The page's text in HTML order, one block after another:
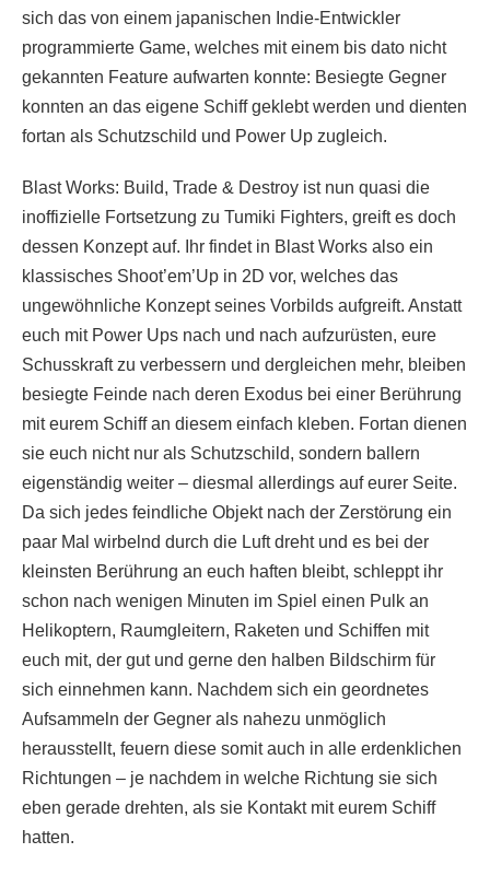
sich das von einem japanischen Indie-Entwickler
programmierte Game, welches mit einem bis dato nicht
gekannten Feature aufwarten konnte: Besiegte Gegner
konnten an das eigene Schiff geklebt werden und dienten
fortan als Schutzschild und Power Up zugleich.
Blast Works: Build, Trade & Destroy ist nun quasi die
inoffizielle Fortsetzung zu Tumiki Fighters, greift es doch
dessen Konzept auf. Ihr findet in Blast Works also ein
klassisches Shoot’em’Up in 2D vor, welches das
ungewöhnliche Konzept seines Vorbilds aufgreift. Anstatt
euch mit Power Ups nach und nach aufzurüsten, eure
Schusskraft zu verbessern und dergleichen mehr, bleiben
besiegte Feinde nach deren Exodus bei einer Berührung
mit eurem Schiff an diesem einfach kleben. Fortan dienen
sie euch nicht nur als Schutzschild, sondern ballern
eigenständig weiter – diesmal allerdings auf eurer Seite.
Da sich jedes feindliche Objekt nach der Zerstörung ein
paar Mal wirbelnd durch die Luft dreht und es bei der
kleinsten Berührung an euch haften bleibt, schleppt ihr
schon nach wenigen Minuten im Spiel einen Pulk an
Helikoptern, Raumgleitern, Raketen und Schiffen mit
euch mit, der gut und gerne den halben Bildschirm für
sich einnehmen kann. Nachdem sich ein geordnetes
Aufsammeln der Gegner als nahezu unmöglich
herausstellt, feuern diese somit auch in alle erdenklichen
Richtungen – je nachdem in welche Richtung sie sich
eben gerade drehten, als sie Kontakt mit eurem Schiff
hatten.